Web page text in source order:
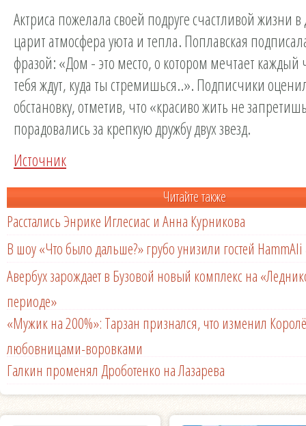
Актриса пожелала своей подруге счастливой жизни
царит атмосфера уюта и тепла. Поплавская
фразой: «Дом - это место, о котором мечтает каждый
тебя ждут, куда ты стремишься..». Подписчики
обстановку, отметив, что «красиво жить не
порадовались за крепкую дружбу двух звезд.
Источник
Читайте также
Расстались Энрике Иглесиас и Анна Курникова
В шоу «Что было дальше?» грубо унизили гостей HammAli
Авербух зарождает в Бузовой новый комплекс на
периоде»
«Мужик на 200%»: Тарзан признался, что изменил
любовницами-воровками
Галкин променял Дроботенко на Лазарева